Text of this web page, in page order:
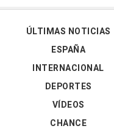
ÚLTIMAS NOTICIAS
ESPAÑA
INTERNACIONAL
DEPORTES
VÍDEOS
CHANCE